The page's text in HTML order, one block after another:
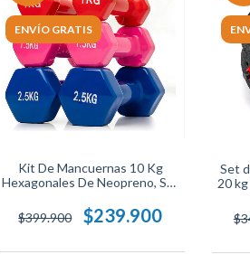
ENVÍO GRATIS
Kit De Mancuernas 10 Kg
Hexagonales De Neopreno, Set
Para Entrenamiento En Casa,
Gimnasio O Rutinas De
Y Diseño Compacto, Style
$399.900 $239.900
Set
20